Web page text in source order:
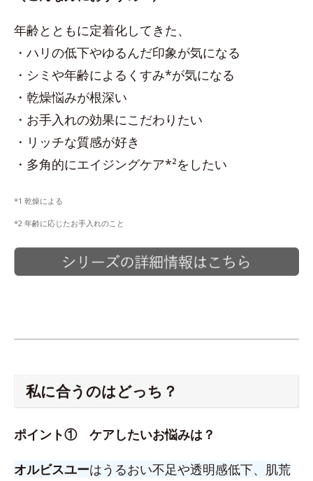
年齢とともに定着化してきた、
・ハリの低下やゆるんだ印象が気になる
・シミや年齢によるくすみ*が気になる
・乾燥悩みが根深い
・お手入れの効果にこだわりたい
・リッチな質感が好き
・多角的にエイジングケア*²をしたい
*1 乾燥による
*2 年齢に応じたお手入れのこと
私に合うのはどっち？
ポイント① ケアしたいお悩みは？
オルビスユーはうるおい不足や透明感低下、肌荒